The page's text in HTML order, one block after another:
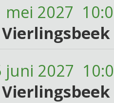
mei 2027
juni 2027